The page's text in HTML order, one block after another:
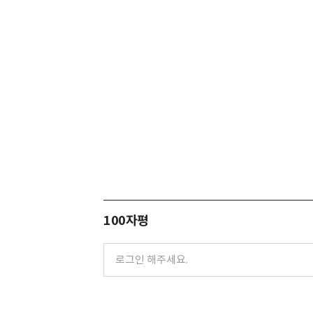
100자평